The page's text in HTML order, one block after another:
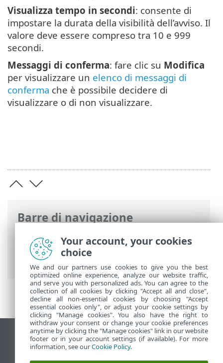
Barre di navigazione
Guida online ESET>ESET Endpoint
Antivirus
>Configurazione avanzata
Notifiche
> Avvisi interattivi
Visualizza tempo in secondi: consente di
impostare la durata della visibilità dell’avviso. Il
valore deve essere compreso tra 10 e 999
secondi.
Messaggi di conferma: fare clic su Modifica
per visualizzare un elenco di messaggi di
conferma che è possibile decidere di
visualizzare o di non visualizzare.
Visualizza sito desktop
End of Life
Your account, your cookies
choice
We and our partners use cookies to give you the best
optimized online experience, analyze our website traffic,
and serve you with personalized ads. You can agree to the
collection of all cookies by clicking "Accept all and close",
decline all non-essential cookies by choosing "Accept
essential cookies only", or adjust your cookie settings by
clicking "Manage cookies". You also have the right to
withdraw your consent or change your cookie preferences
anytime by clicking the "Manage cookies" link in our website
footer or in your account settings (if available). For more
information, see ourCookie Policy.